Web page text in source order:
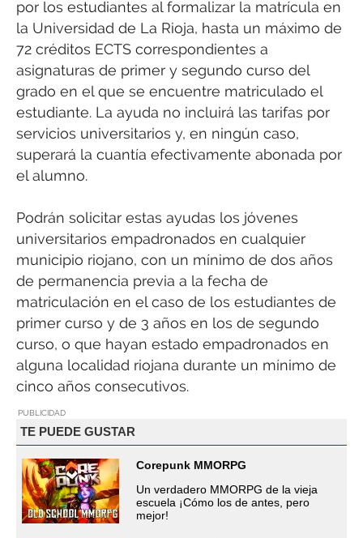
por los estudiantes al formalizar la matrícula en
la Universidad de La Rioja, hasta un máximo de
72 créditos ECTS correspondientes a
asignaturas de primer y segundo curso del
grado en el que se encuentre matriculado el
estudiante. La ayuda no incluirá las tarifas por
servicios universitarios y, en ningún caso,
superará la cuantía efectivamente abonada por
el alumno.
Podrán solicitar estas ayudas los jóvenes
universitarios empadronados en cualquier
municipio riojano, con un mínimo de dos años
de permanencia previa a la fecha de
matriculación en el caso de los estudiantes de
primer curso y de 3 años en los de segundo
curso, o que hayan estado empadronados en
alguna localidad riojana durante un mínimo de
cinco años consecutivos.
PUBLICIDAD
TE PUEDE GUSTAR
Corepunk MMORPG
Un verdadero MMORPG de la vieja
escuela ¡Cómo los de antes, pero
mejor!